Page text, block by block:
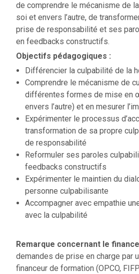
de comprendre le mécanisme de
soi et envers l’autre, de
prise de responsabilité et ses
en feedbacks constructifs.
Objectifs pédagogiques :
Différencier la culpabilité de la
Comprendre le mécanisme de
différentes formes de mise en
envers l’autre) et en mesurer
Expérimenter le processus
transformation de sa propre
de responsabilité
Reformuler ses paroles
feedbacks constructifs
Expérimenter le maintien du
personne culpabilisante
Accompagner avec empathie
avec la culpabilité
Remarque concernant le
demandes de prise en charge par
financeur de formation (OPCO,